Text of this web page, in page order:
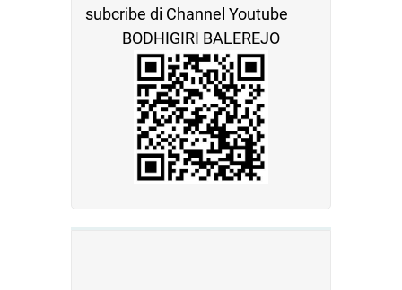
subcribe di Channel Youtube
BODHIGIRI BALEREJO